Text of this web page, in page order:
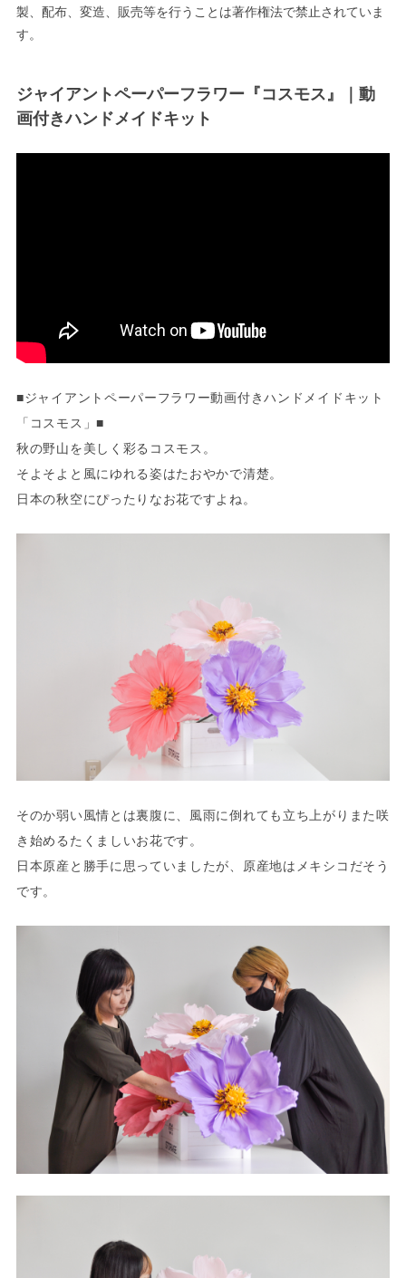
製、配布、変造、販売等を行うことは著作権法で禁止されていま
す。
ジャイアントペーパーフラワー『コスモス』｜動
画付きハンドメイドキット
■ジャイアントペーパーフラワー動画付きハンドメイドキット
「コスモス」■
秋の野山を美しく彩るコスモス。
そよそよと風にゆれる姿はたおやかで清楚。
日本の秋空にぴったりなお花ですよね。
そのか弱い風情とは裏腹に、風雨に倒れても立ち上がりまた咲
き始めるたくましいお花です。
日本原産と勝手に思っていましたが、原産地はメキシコだそう
です。